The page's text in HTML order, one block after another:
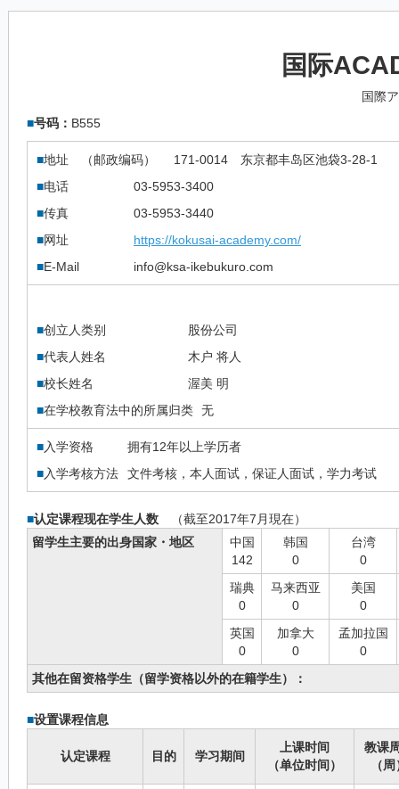
国际
国際
■号码： B555
■地址 （邮政编码） 171-0014
东京都丰岛区池袋3-28-1
■电话
03-5953-3400
■传真
03-5953-3440
■网址
https://kokusai-academy.com/
■E-Mail info@ksa-ikebukuro.com
■创立人类别
股份公司
■代表人姓名
木户 将人
■校长姓名
渥美 明
■在学校教育法中的所属归类 无
■入学资格
拥有12年以上学历者
■入学考核方法 文件考核，本人面试，保证人面试，学力考试
■认定课程现在学生人数 （截至2017年7月現在）
留学生主要的出身国家・地区
中国
142
韩国
0
台湾
0
瑞典
0
马来西亚
0
美国
0
英国
0
加拿大
0
孟加拉国
0
其他在留资格学生（留学资格以外的在籍学生）：
■设置课程信息
认定课程 目的 学习期间
上课时间
（单位时间）
教课
（